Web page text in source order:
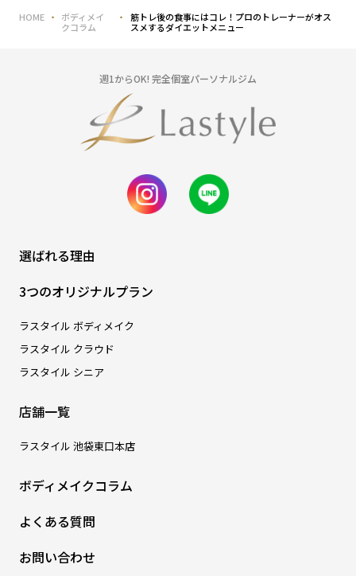
HOME
ボディメイ
クコラム
筋トレ後の食事にはコレ！プロのトレーナーがオス
スメするダイエットメニュー
週1からOK! 完全個室パーソナルジム
選ばれる理由
3つのオリジナルプラン
ラスタイル ボディメイク
ラスタイル クラウド
ラスタイル シニア
店舗一覧
ラスタイル 池袋東口本店
ボディメイクコラム
よくある質問
お問い合わせ